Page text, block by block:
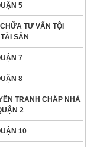
5
TƯ VẤN TỘI
SẢN
7
8
TRANH CHẤP NHÀ
2
10